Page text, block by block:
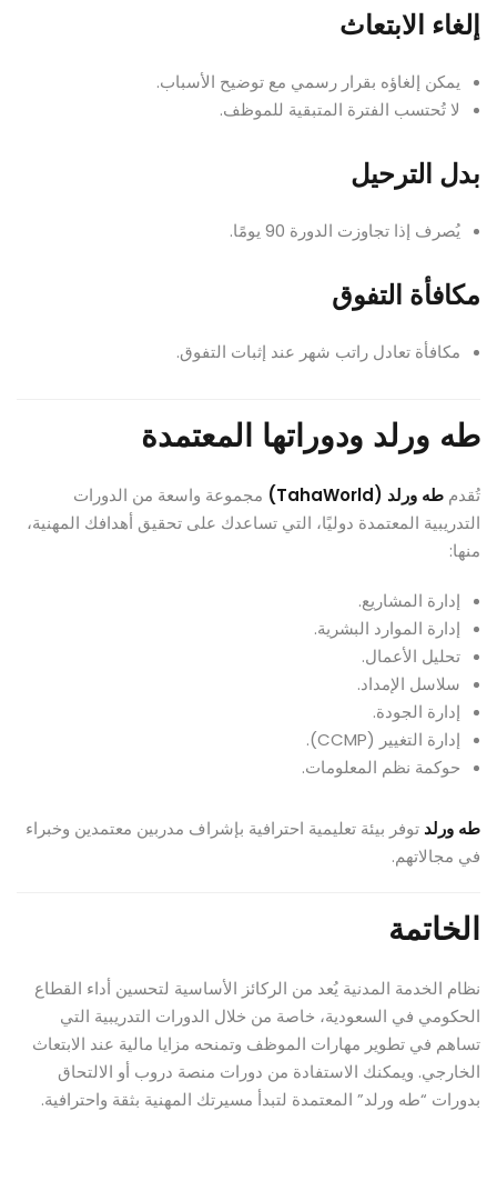
إلغاء الابتعاث
يمكن إلغاؤه بقرار رسمي مع توضيح الأسباب.
لا تُحتسب الفترة المتبقية للموظف.
بدل الترحيل
يُصرف إذا تجاوزت الدورة 90 يومًا.
مكافأة التفوق
مكافأة تعادل راتب شهر عند إثبات التفوق.
طه ورلد ودوراتها المعتمدة
تُقدم طه ورلد (TahaWorld)
مجموعة واسعة من الدورات
التدريبية المعتمدة دوليًا، التي تساعدك على تحقيق أهدافك المهنية،
منها:
إدارة المشاريع.
إدارة الموارد البشرية.
تحليل الأعمال.
سلاسل الإمداد.
إدارة الجودة.
إدارة التغيير (CCMP).
حوكمة نظم المعلومات.
طه ورلد توفر بيئة تعليمية احترافية بإشراف مدربين معتمدين وخبراء
في مجالاتهم.
الخاتمة
نظام الخدمة المدنية يُعد من الركائز الأساسية لتحسين أداء القطاع
الحكومي في السعودية، خاصة من خلال الدورات التدريبية التي
تساهم في تطوير مهارات الموظف وتمنحه مزايا مالية عند الابتعاث
الخارجي. ويمكنك الاستفادة من دورات منصة دروب أو الالتحاق
بدورات “طه ورلد” المعتمدة لتبدأ مسيرتك المهنية بثقة واحترافية.